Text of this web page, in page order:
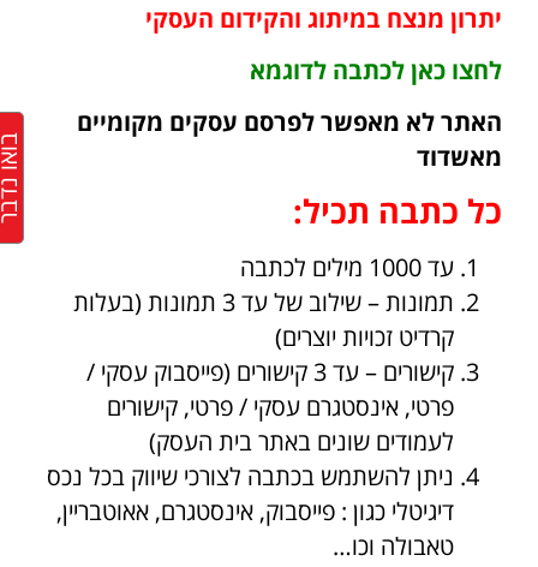
יתרון מנצח במיתוג והקידום העסקי
לחצו כאן לכתבה לדוגמא
האתר לא מאפשר לפרסם עסקים מקומיים
מאשדוד
כל כתבה תכיל:
עד 1000 מילים לכתבה
תמונות – שילוב של עד 3 תמונות (בעלות
קרדיט זכויות יוצרים)
קישורים – עד 3 קישורים (פייסבוק עסקי /
פרטי, אינסטגרם עסקי / פרטי, קישורים
לעמודים שונים באתר בית העסק)
ניתן להשתמש בכתבה לצורכי שיווק בכל נכס
דיגיטלי כגון : פייסבוק, אינסטגרם, אאוטבריין,
טאבולה וכו…